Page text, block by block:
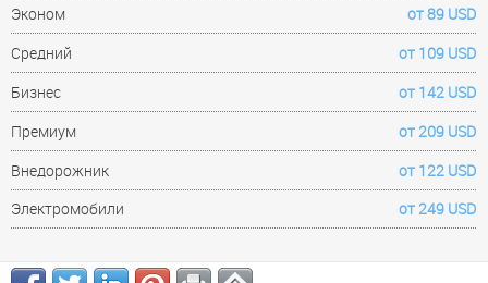
Эконом
от 89 USD
Средний
от 109 USD
Бизнес
от 142 USD
Премиум
от 209 USD
Внедорожник
от 122 USD
Электромобили
от 249 USD